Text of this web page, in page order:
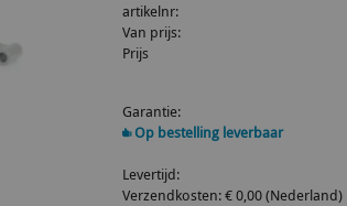
artikelnr:
Van prijs:
Prijs
Garantie:
Op bestelling leverbaar
Levertijd:
Verzendkosten: € 0,00 (Nederland)